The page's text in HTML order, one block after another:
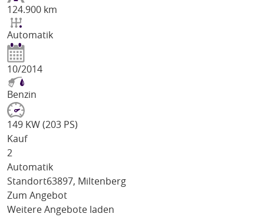
124.900 km
Automatik
10/2014
Benzin
149 KW (203 PS)
Kauf
2
Automatik
Standort63897, Miltenberg
Zum Angebot
Weitere Angebote laden